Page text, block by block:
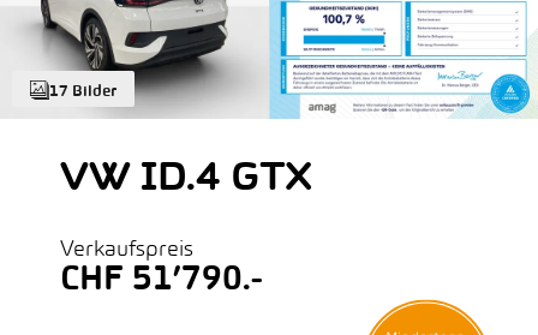
17 Bilder
VW ID.4 GTX
Verkaufspreis
CHF 51’790.-